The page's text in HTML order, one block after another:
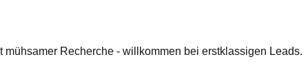
Recherche - willkommen bei erstklassigen Leads.